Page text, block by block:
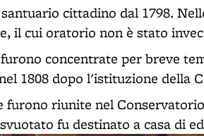
cittadino dal 1798.
il cui oratorio non è stato
concentrate per breve
1808 dopo l'istituzione della
furono riunite nel
fu destinato a casa di